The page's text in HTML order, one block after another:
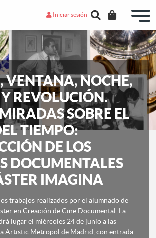
Iniciar sesión
VENTANA, NOCHE,
REVOLUCIÓN.
SOBRE EL
TIEMPO:
DE LOS
DOCUMENTALES
IMAGINA
trabajos realizados por el alumnado de
en Creación de Cine Documental. La
lugar el miércoles 24 de junio a las
Artistic Metropol de Madrid, con entrada